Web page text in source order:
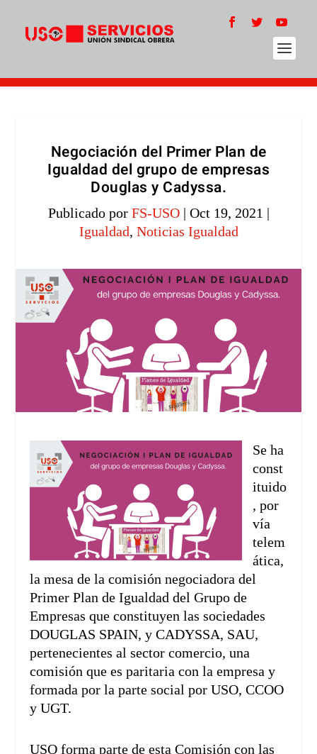
Negociación del Primer Plan de
Igualdad del grupo de empresas
Douglas y Cadyssa.
Publicado por FS-USO| Oct 19, 2021 |
Igualdad, Noticias Igualdad
Se ha
const
ituido
, por
vía
telem
ática,
la mesa de la comisión negociadora del
Primer Plan de Igualdad del Grupo de
Empresas que constituyen las sociedades
DOUGLAS SPAIN, y CADYSSA, SAU,
pertenecientes al sector comercio, una
comisión que es paritaria con la empresa y
formada por la parte social por USO, CCOO
y UGT.
USO forma parte de esta Comisión con las